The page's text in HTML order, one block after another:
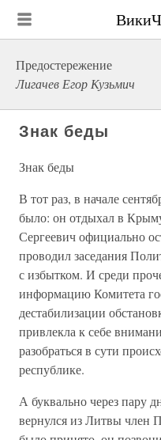
Предостережение
Лигачев Егор Кузьмич
Знак беды
Знак беды
В тот раз, в начале
было: он отдыхал в
Сергеевич официально
проводил заседания
с избытком. И среди
информацию Комитета
дестабилизации
привлекла к себе
разобраться в сути
республике.
А буквально через пару
вернулся из Литвы член